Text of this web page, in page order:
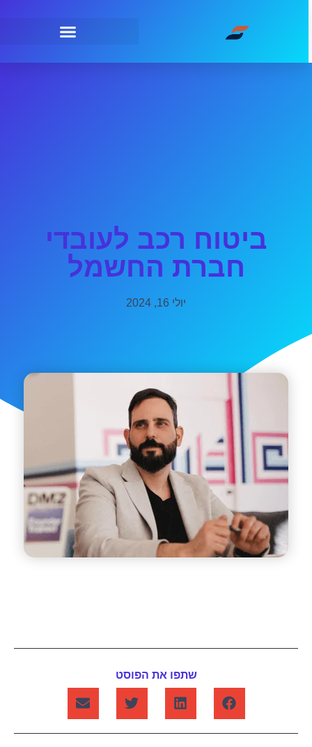
ביטוח רכב לעובדי
חברת החשמל
יולי 16, 2024
שתפו את הפוסט